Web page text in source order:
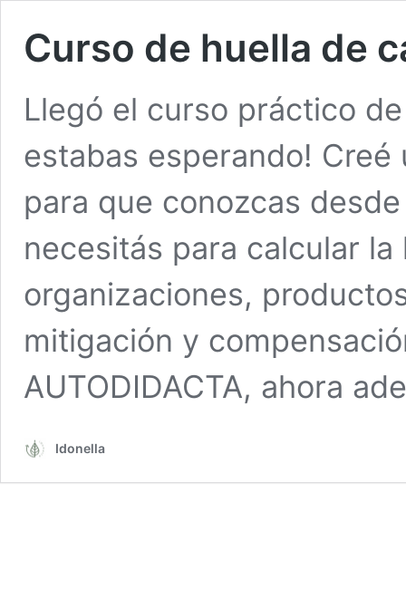
Curso de huella de
Llegó el curso práctico de
estabas esperando!
para que conozcas
necesitás para calcular
organizaciones,
mitigación y
AUTODIDACTA, ahora
Idonella